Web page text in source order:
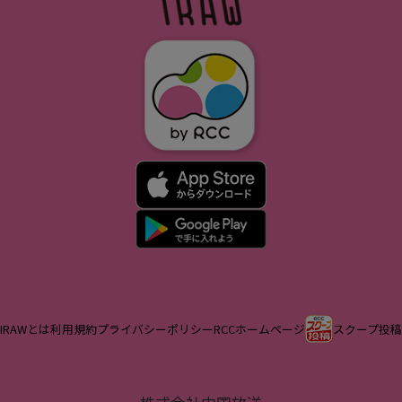
IRAWとは利用規約プライバシーポリシーRCCホームページ スクープ投稿